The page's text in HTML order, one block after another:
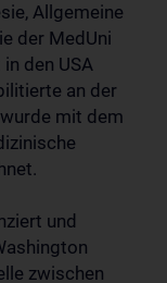
Allgemeine
der MedUni
den USA
an der
mit dem
und
zwischen